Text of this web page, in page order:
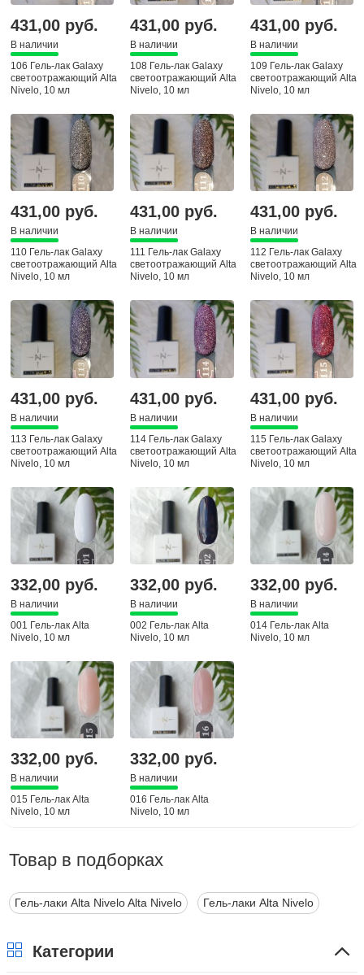
431,00 руб.
В наличии
106 Гель-лак Galaxy
светоотражающий Alta
Nivelo, 10 мл
431,00 руб.
В наличии
108 Гель-лак Galaxy
светоотражающий Alta
Nivelo, 10 мл
431,00 руб.
В наличии
109 Гель-лак Galaxy
светоотражающий Alta
Nivelo, 10 мл
431,00 руб.
В наличии
110 Гель-лак Galaxy
светоотражающий Alta
Nivelo, 10 мл
431,00 руб.
В наличии
111 Гель-лак Galaxy
светоотражающий Alta
Nivelo, 10 мл
431,00 руб.
В наличии
112 Гель-лак Galaxy
светоотражающий Alta
Nivelo, 10 мл
431,00 руб.
В наличии
113 Гель-лак Galaxy
светоотражающий Alta
Nivelo, 10 мл
431,00 руб.
В наличии
114 Гель-лак Galaxy
светоотражающий Alta
Nivelo, 10 мл
431,00 руб.
В наличии
115 Гель-лак Galaxy
светоотражающий Alta
Nivelo, 10 мл
332,00 руб.
В наличии
001 Гель-лак Alta
Nivelo, 10 мл
332,00 руб.
В наличии
002 Гель-лак Alta
Nivelo, 10 мл
332,00 руб.
В наличии
014 Гель-лак Alta
Nivelo, 10 мл
332,00 руб.
В наличии
015 Гель-лак Alta
Nivelo, 10 мл
332,00 руб.
В наличии
016 Гель-лак Alta
Nivelo, 10 мл
Товар в подборках
Гель-лаки Alta Nivelo Alta Nivelo Гель-лаки Alta Nivelo
Категории